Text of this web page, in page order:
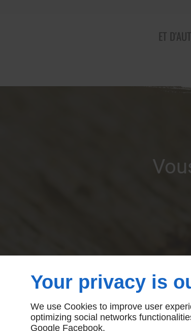
ET
Agence web Linkeo Paris
Your privacy is
We use Cookies to improve user
optimizing social networks
Google Facebook.